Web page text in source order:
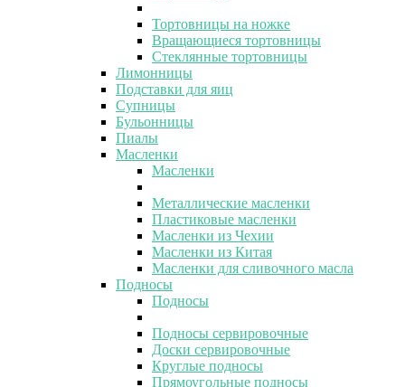
Тортовницы на ножке
Вращающиеся тортовницы
Стеклянные тортовницы
Лимонницы
Подставки для яиц
Супницы
Бульонницы
Пиалы
Масленки
Масленки
Металлические масленки
Пластиковые масленки
Масленки из Чехии
Масленки из Китая
Масленки для сливочного масла
Подносы
Подносы
Подносы сервировочные
Доски сервировочные
Круглые подносы
Прямоугольные подносы